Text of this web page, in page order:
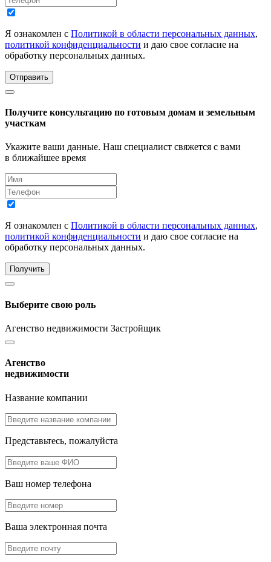
Я ознакомлен с Политикой в области персональных данных,
политикой конфиденциальности и даю свое согласие на
обработку персональных данных.
Отправить
Получите консультацию по готовым домам и земельным
участкам
Укажите ваши данные. Наш специалист свяжется с вами
в ближайшее время
Я ознакомлен с Политикой в области персональных данных,
политикой конфиденциальности и даю свое согласие на
обработку персональных данных.
Получить
Выберите свою роль
Агенство недвижимости Застройщик
Агенство
недвижимости
Название компании
Представьтесь, пожалуйста
Ваш номер телефона
Ваша электронная почта